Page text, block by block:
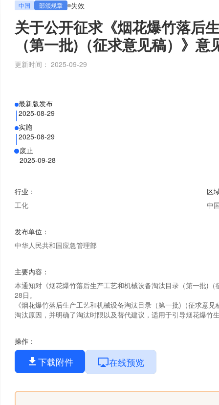
中国 部颁规章 失效
关于公开征求《烟花爆竹落后
（第一批)（征求意见稿）》意
更新时间： 2025-09-29
最新版发布
2025-08-29
实施
2025-08-29
废止
2025-09-28
行业 ：
工化
区
中
发布单位 ：
中华人民共和国应急管理部
主要内容 ：
本通知对《烟花爆竹落后生产工艺和机械设备淘汰目录（第一批)
28日。
《烟花爆竹落后生产工艺和机械设备淘汰目录（第一批)（征求意
淘汰原因，并明确了淘汰时限以及替代建议，适用于引导烟花爆竹
操作 ：
下载附件 在线预览